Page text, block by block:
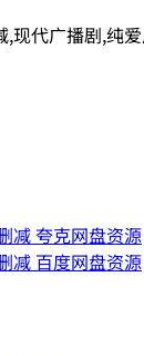
,现代广播剧,纯
减 夸克网盘资源
减 百度网盘资源